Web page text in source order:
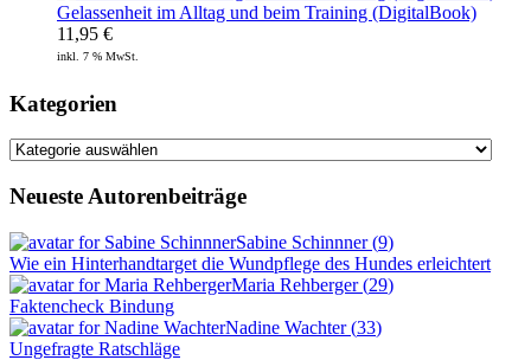
Gelassenheit im Alltag und beim Training (DigitalBook)
11,95 €
inkl. 7 % MwSt.
Kategorien
Kategorien
Neueste Autorenbeiträge
Sabine Schinnner(9)
Wie ein Hinterhandtarget die Wundpflege des Hundes erleichtert
Maria Rehberger(29)
Faktencheck Bindung
Nadine Wachter(33)
Ungefragte Ratschläge